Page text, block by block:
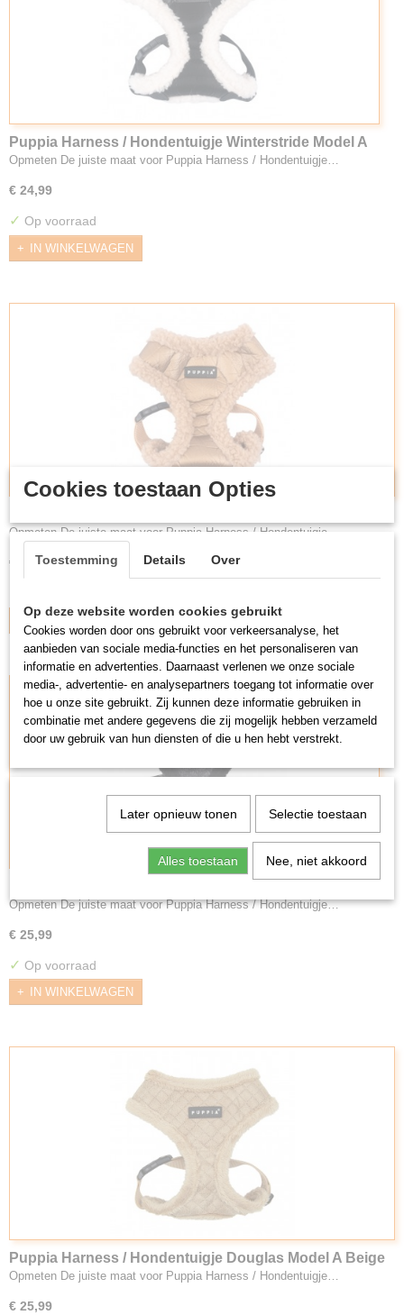
Puppia Harness / Hondentuigje Winterstride Model A
Black
Opmeten De juiste maat voor Puppia Harness / Hondentuigje…
€ 24,99
✓ Op voorraad
IN WINKELWAGEN
Beige
Opmeten De juiste maat voor Puppia Harness / Hondentuigje…
€ 24,99
IN WINKELWAGEN
Black
Opmeten De juiste maat voor Puppia Harness / Hondentuigje…
€ 25,99
✓ Op voorraad
IN WINKELWAGEN
Puppia Harness / Hondentuigje Douglas Model A Beige
Opmeten De juiste maat voor Puppia Harness / Hondentuigje…
€ 25,99
Cookies toestaan Opties
Toestemming Details Over
Op deze website worden cookies gebruikt
Cookies worden door ons gebruikt voor verkeersanalyse, het
aanbieden van sociale media-functies en het personaliseren van
informatie en advertenties. Daarnaast verlenen we onze sociale
media-, advertentie- en analysepartners toegang tot informatie over
hoe u onze site gebruikt. Zij kunnen deze informatie gebruiken in
combinatie met andere gegevens die zij mogelijk hebben verzameld
door uw gebruik van hun diensten of die u hen hebt verstrekt.
Later opnieuw tonen Selectie toestaan
Alles toestaan Nee, niet akkoord